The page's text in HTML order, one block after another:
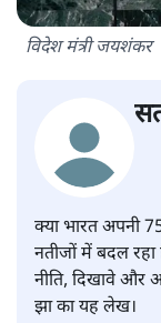
विदेश मंत्री जयशंकर
क्या भारत अपनी
नतीजों में बदल रहा
नीति, दिखावे और
झा का यह लेख।